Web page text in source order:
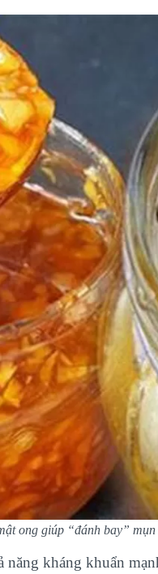
ong giúp “đánh bay” mụn
kháng khuẩn